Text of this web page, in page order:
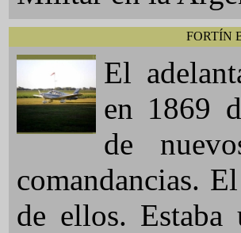
FORTÍN
El
en 1869
de
comandancias.
de ellos.